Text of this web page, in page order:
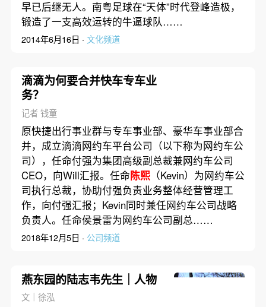
早已后继无人。南粤足球在“天体”时代登峰造极，
锻造了一支高效运转的牛逼球队……
2014年6月16日 · 文化频道
滴滴为何要合并快车专车业
务？
记者 钱童
原快捷出行事业群与专车事业部、豪华车事业部合
并，成立滴滴网约车平台公司（以下称为网约车公
司），任命付强为集团高级副总裁兼网约车公司
CEO，向Will汇报。任命陈熙（Kevin）为网约车公
司执行总裁，协助付强负责业务整体经营管理工
作，向付强汇报；Kevin同时兼任网约车公司战略
负责人。任命侯景雷为网约车公司副总……
2018年12月5日 · 公司频道
燕东园的陆志韦先生｜人物
文｜徐泓